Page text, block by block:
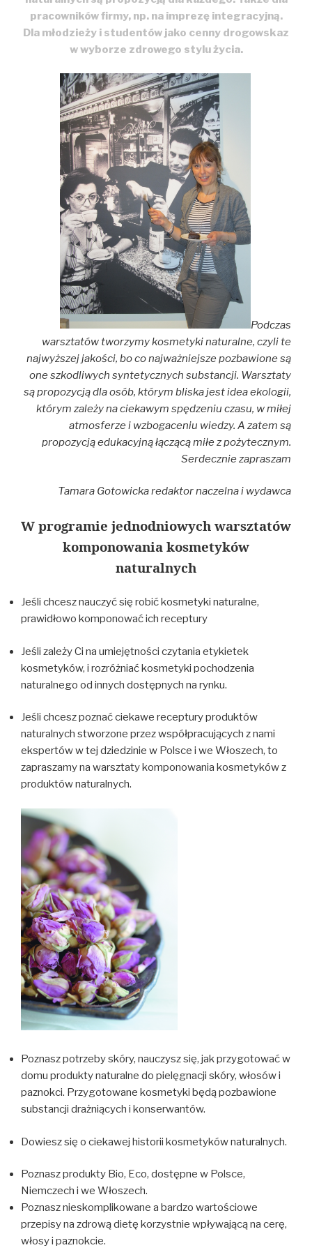
pracownikówfirmy, np. na imprezę integracyjną.
Dla młodzieży i studentów jako cenny drogowskaz
w wyborze zdrowego stylu życia.
Podczas
warsztatów tworzymy kosmetyki naturalne, czyli te
najwyższej jakości, bo co najważniejsze pozbawione są
one szkodliwych syntetycznych substancji. Warsztaty
są propozycją dla osób, którym bliska jest idea ekologii,
którym zależy na ciekawym spędzeniu czasu, w miłej
atmosferze i wzbogaceniu wiedzy. A zatem są
propozycją edukacyjną łączącą miłe z pożytecznym.
Serdecznie zapraszam
Tamara Gotowicka redaktor naczelna i wydawca
W programie jednodniowych warsztatów
komponowania kosmetyków
naturalnych
Jeśli chcesz nauczyć się robić kosmetyki naturalne,
prawidłowo komponować ich receptury
Jeśli zależy Ci na umiejętności czytania etykietek
kosmetyków, i rozróżniać kosmetyki pochodzenia
naturalnego od innych dostępnych na rynku.
Jeśli chcesz poznać ciekawe receptury produktów
naturalnych stworzone przez współpracujących z nami
ekspertów w tej dziedzinie w Polsce i we Włoszech, to
zapraszamy na warsztaty komponowania kosmetyków z
produktów naturalnych.
Poznasz potrzeby skóry, nauczysz się, jak przygotować w
domu produkty naturalne do pielęgnacji skóry, włosów i
paznokci. Przygotowane kosmetyki będą pozbawione
substancji drażniących i konserwantów.
Dowiesz się o ciekawej historii kosmetyków naturalnych.
Poznasz produkty Bio, Eco, dostępne w Polsce,
Niemczech i we Włoszech.
Poznasz nieskomplikowane a bardzo wartościowe
przepisy na zdrową dietę korzystnie wpływającą na cerę,
włosy i paznokcie.